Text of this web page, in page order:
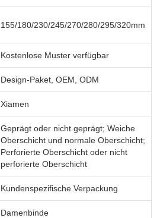
155/180/230/245/270/280/295/320mm
Kostenlose Muster verfügbar
Design-Paket, OEM, ODM
Xiamen
Geprägt oder nicht geprägt; Weiche
Oberschicht und normale Oberschicht;
Perforierte Oberschicht oder nicht
perforierte Oberschicht
Kundenspezifische Verpackung
Damenbinde